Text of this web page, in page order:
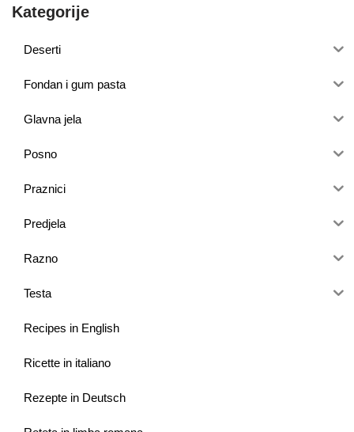
Kategorije
Deserti
Fondan i gum pasta
Glavna jela
Posno
Praznici
Predjela
Razno
Testa
Recipes in English
Ricette in italiano
Rezepte in Deutsch